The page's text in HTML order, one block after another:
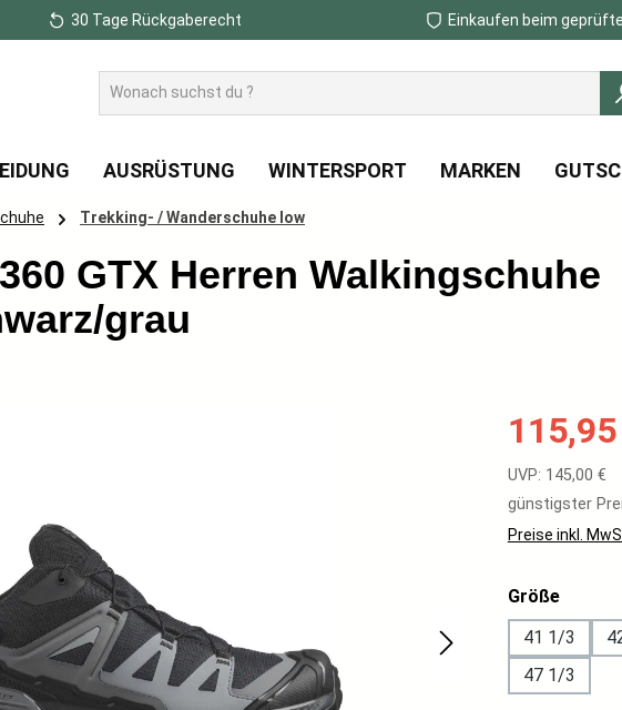
30 Tage Rückgaberecht Einkaufen beim
AUSRÜSTUNG WINTERSPORT MARKEN
Trekking- / Wanderschuhe low
GTX Herren Walkingschuhe
grau
Verkaufspreis:
Regulärer Preis:
UVP: 145,00 €
günstigster
Preise inkl.
Größe
41 1/3
47 1/3